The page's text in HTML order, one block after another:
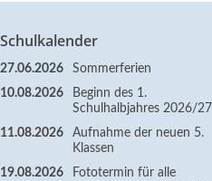
Schulkalender
27.06.2026
Sommerferien
10.08.2026
Beginn des 1.
Schulhalbjahres 2026/27
11.08.2026
Aufnahme der neuen 5.
Klassen
19.08.2026
Fototermin für alle